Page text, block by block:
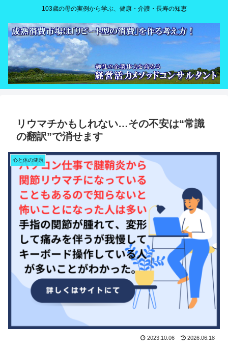
103歳の母の実例から学ぶ、健康・介護・長寿の知恵
リウマチかもしれない…その不安は“常識
の翻訳”で消せます
心と体の健康
2023.10.06 2026.06.18